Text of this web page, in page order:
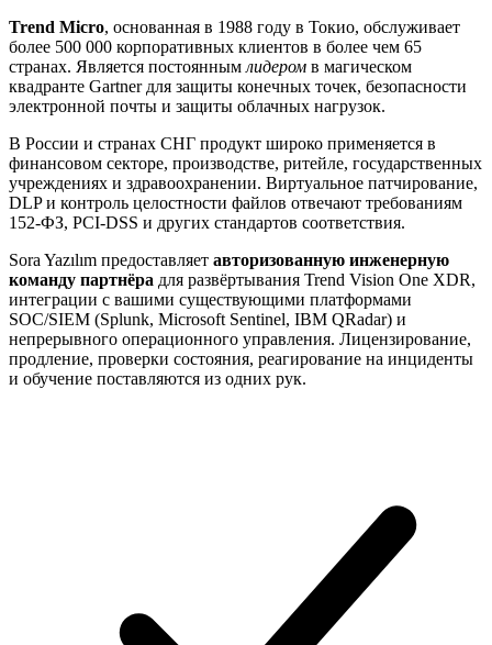
Trend Micro, основанная в 1988 году в Токио, обслуживает
более 500 000 корпоративных клиентов в более чем 65
странах. Является постоянным лидером в магическом
квадранте Gartner для защиты конечных точек, безопасности
электронной почты и защиты облачных нагрузок.
В России и странах СНГ продукт широко применяется в
финансовом секторе, производстве, ритейле, государственных
учреждениях и здравоохранении. Виртуальное патчирование,
DLP и контроль целостности файлов отвечают требованиям
152-ФЗ, PCI-DSS и других стандартов соответствия.
Sora Yazılım предоставляет авторизованную инженерную
команду партнёра для развёртывания Trend Vision One XDR,
интеграции с вашими существующими платформами
SOC/SIEM (Splunk, Microsoft Sentinel, IBM QRadar) и
непрерывного операционного управления. Лицензирование,
продление, проверки состояния, реагирование на инциденты
и обучение поставляются из одних рук.